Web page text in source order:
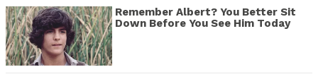
Remember Albert? You Better Sit
Down Before You See Him Today